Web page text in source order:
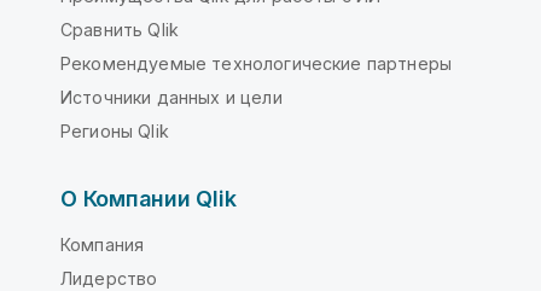
Сравнить Qlik
Рекомендуемые технологические партнеры
Источники данных и цели
Регионы Qlik
О Компании Qlik
Компания
Лидерство